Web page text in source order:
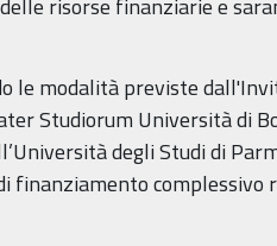
risorse finanziarie e
le modalità previste
Studiorum Università di
degli Studi di
finanziamento